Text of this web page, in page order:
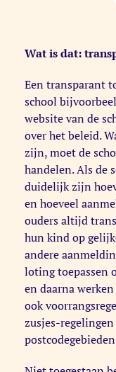
Wat is dat:
Een transparant
school
website van de
over het beleid.
zijn, moet de
handelen. Als de
duidelijk zijn
en hoeveel
ouders altijd
hun kind op
andere
loting toepassen
en daarna
ook
zusjes-